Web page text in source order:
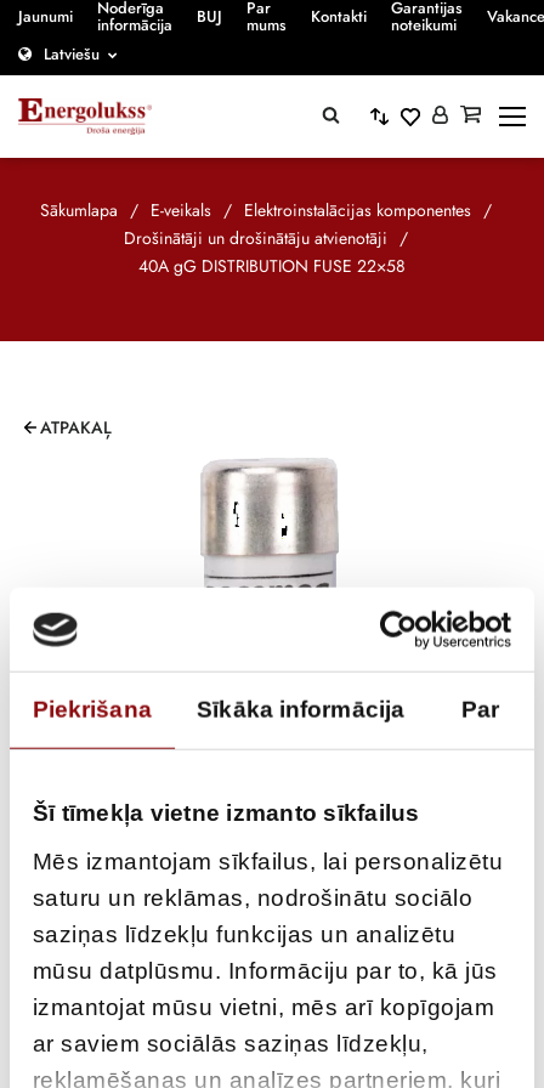
Piekrišana Sīkāka informācija Par
Šī tīmekļa vietne izmanto sīkfailus
Mēs izmantojam sīkfailus, lai personalizētu
saturu un reklāmas, nodrošinātu sociālo
saziņas līdzekļu funkcijas un analizētu
mūsu datplūsmu. Informāciju par to, kā jūs
izmantojat mūsu vietni, mēs arī kopīgojam
ar saviem sociālās saziņas līdzekļu,
reklamēšanas un analīzes partneriem, kuri
Jaunumi Noderīga
informācija BUJ Par
mums Kontakti Garantijas
noteikumi
Latviešu
Sākumlapa / E-veikals / Elektroinstalācijas komponentes /
Drošinātāji un drošinātāju atvienotāji /
40A gG DISTRIBUTION FUSE 22×58
ATPAKAĻ
40A gG DISTRIBUTION
FUSE 22×58
€2,99
ar PVN
ATLIKUMS Pieejams pēc pasūtījuma